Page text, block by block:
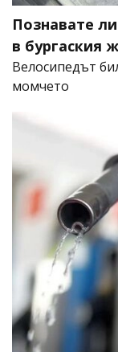
Познавате
в
Велосипедът
момчето